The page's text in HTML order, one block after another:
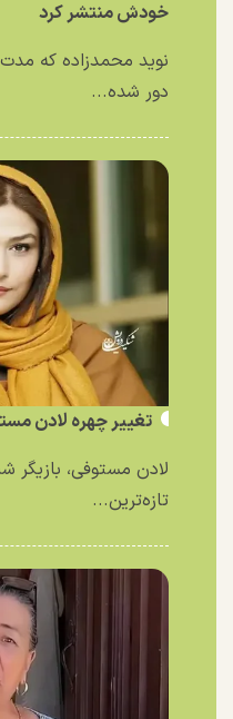
خودش منتشر کرد
نوید محمدزاده که
دور شده...
تغییر چهره لادن
لادن مستوفی، بازیگر
تازه‌ترین...